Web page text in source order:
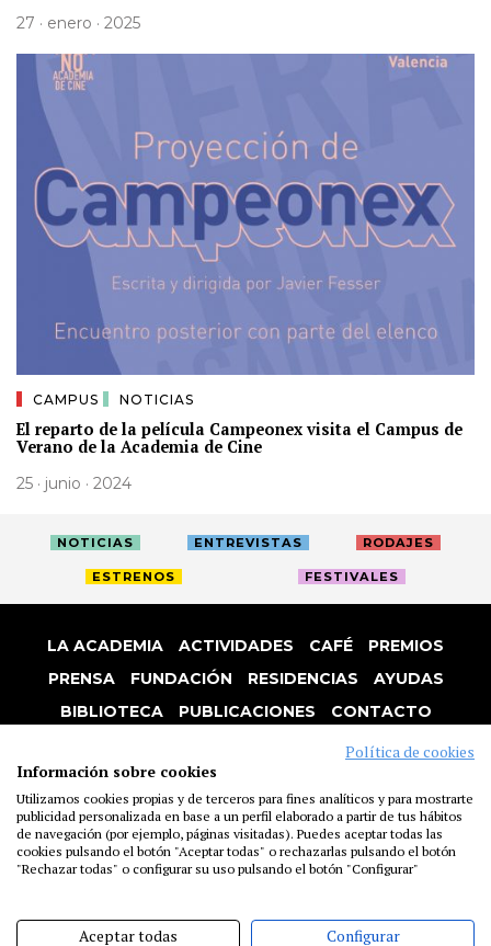
27 · enero · 2025
CAMPUS NOTICIAS
El reparto de la película Campeonex visita el Campus de
Verano de la Academia de Cine
25 · junio · 2024
NOTICIAS ENTREVISTAS RODAJES
ESTRENOS FESTIVALES
LA ACADEMIA ACTIVIDADES CAFÉ
PREMIOS
PRENSA
FUNDACIÓN RESIDENCIAS
AYUDAS
BIBLIOTECA
PUBLICACIONES
CONTACTO
COOKIES
Política de cookies
Información sobre cookies
Utilizamos cookies propias y de terceros para fines analíticos y para mostrarte
publicidad personalizada en base a un perfil elaborado a partir de tus hábitos
de navegación (por ejemplo, páginas visitadas). Puedes aceptar todas las
cookies pulsando el botón "Aceptar todas" o rechazarlas pulsando el botón
"Rechazar todas" o configurar su uso pulsando el botón "Configurar"
Aceptar todas Configurar